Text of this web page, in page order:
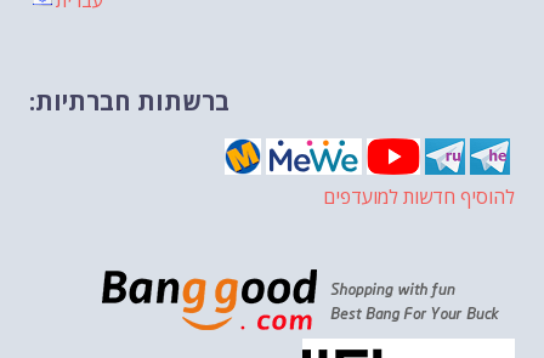
ברשתות חברתיות:
להוסיף חדשות למועדפים